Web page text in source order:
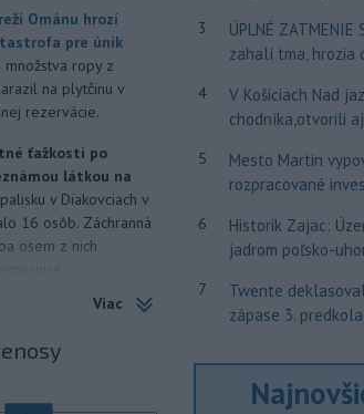
Ománu hrozí
pre únik
množstva ropy z
na plytčinu v
rezervácie.
ťažkosti po
látkou na
v Diakovciach v
16 osôb. Záchranná
osem z nich
parlament vo
do
Gazy, kde by
medzinárodných
Viac
3
ÚPLNÉ ZATMENIE
zahalí tma, hrozia
4
V Košiciach Nad
chodníka,otvorili
5
Mesto Martin
rozpracované
6
Historik Zajac:
jadrom poľsko-
7
Twente
zápase 3. predkola